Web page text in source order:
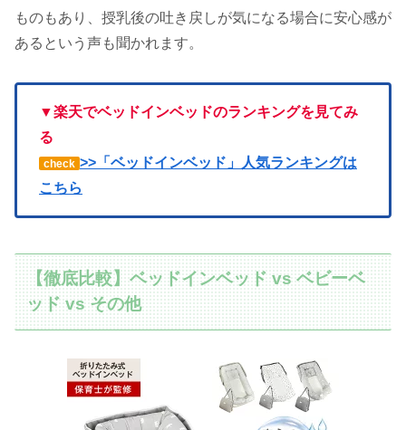
ものもあり、授乳後の吐き戻しが気になる場合に安心感が
あるという声も聞かれます。
▼楽天でベッドインベッドのランキングを見てみ
る
check >>「ベッドインベッド」人気ランキングは
こちら
【徹底比較】ベッドインベッド vs ベビーベ
ッド vs その他